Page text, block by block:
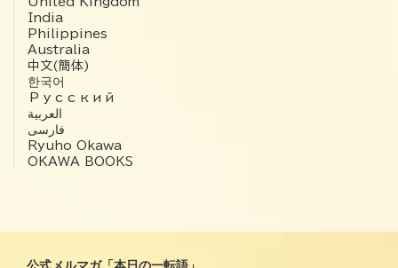
India
Philippines
Australia
中文(簡体)
한국어
Русский
العربية‏
فارسی
Ryuho Okawa
OKAWA BOOKS